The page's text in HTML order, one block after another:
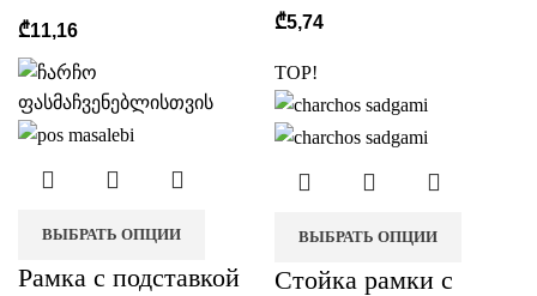
₾11,16 ₾5,74
ВЫБРАТЬ ОПЦИИ
Рамка с подставкой
TOP!
ВЫБРАТЬ ОПЦИИ
Стойка рамки с